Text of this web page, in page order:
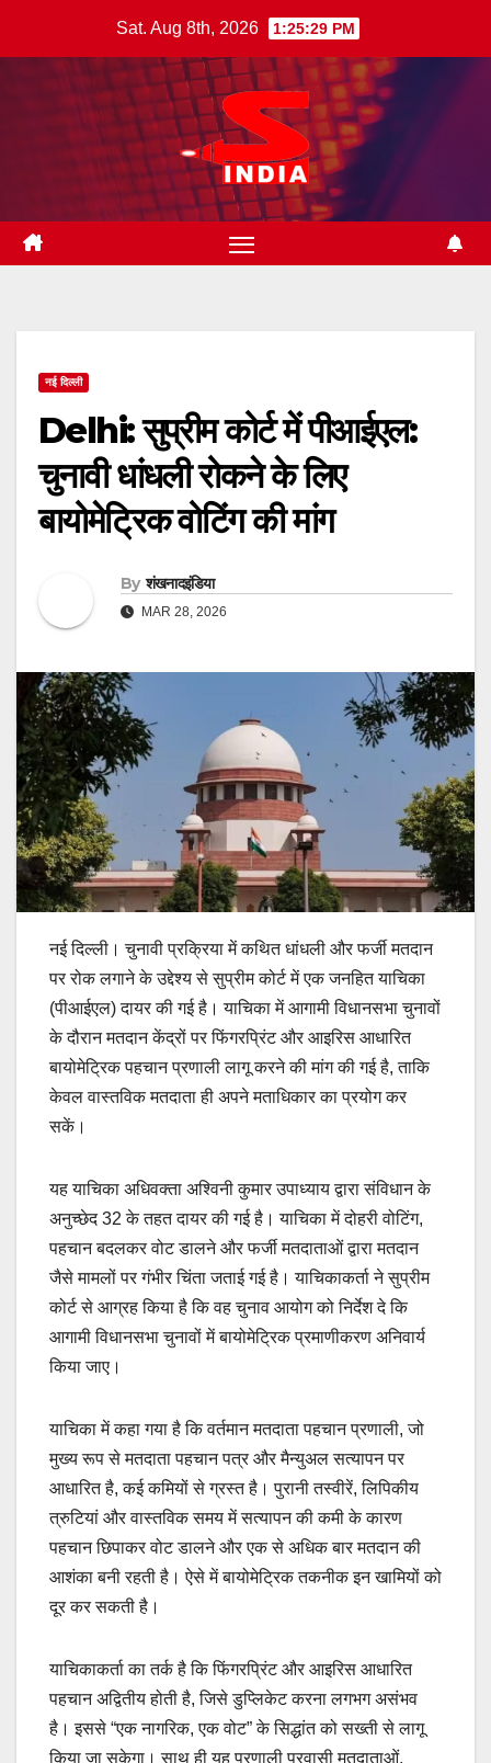
Sat. Aug 8th, 2026 1:25:31 PM
नई दिल्ली
Delhi: सुप्रीम कोर्ट में पीआईएल:
चुनावी धांधली रोकने के लिए
बायोमेट्रिक वोटिंग की मांग
By शंखनादइंडिया
MAR 28, 2026
नई दिल्ली। चुनावी प्रक्रिया में कथित धांधली और फर्जी मतदान
पर रोक लगाने के उद्देश्य से सुप्रीम कोर्ट में एक जनहित याचिका
(पीआईएल) दायर की गई है। याचिका में आगामी विधानसभा चुनावों
के दौरान मतदान केंद्रों पर फिंगरप्रिंट और आइरिस आधारित
बायोमेट्रिक पहचान प्रणाली लागू करने की मांग की गई है, ताकि
केवल वास्तविक मतदाता ही अपने मताधिकार का प्रयोग कर
सकें।
यह याचिका अधिवक्ता अश्विनी कुमार उपाध्याय द्वारा संविधान के
अनुच्छेद 32 के तहत दायर की गई है। याचिका में दोहरी वोटिंग,
पहचान बदलकर वोट डालने और फर्जी मतदाताओं द्वारा मतदान
जैसे मामलों पर गंभीर चिंता जताई गई है। याचिकाकर्ता ने सुप्रीम
कोर्ट से आग्रह किया है कि वह चुनाव आयोग को निर्देश दे कि
आगामी विधानसभा चुनावों में बायोमेट्रिक प्रमाणीकरण अनिवार्य
किया जाए।
याचिका में कहा गया है कि वर्तमान मतदाता पहचान प्रणाली, जो
मुख्य रूप से मतदाता पहचान पत्र और मैन्युअल सत्यापन पर
आधारित है, कई कमियों से ग्रस्त है। पुरानी तस्वीरें, लिपिकीय
त्रुटियां और वास्तविक समय में सत्यापन की कमी के कारण
पहचान छिपाकर वोट डालने और एक से अधिक बार मतदान की
आशंका बनी रहती है। ऐसे में बायोमेट्रिक तकनीक इन खामियों को
दूर कर सकती है।
याचिकाकर्ता का तर्क है कि फिंगरप्रिंट और आइरिस आधारित
पहचान अद्वितीय होती है, जिसे डुप्लिकेट करना लगभग असंभव
है। इससे “एक नागरिक, एक वोट” के सिद्धांत को सख्ती से लागू
किया जा सकेगा। साथ ही यह प्रणाली प्रवासी मतदाताओं,